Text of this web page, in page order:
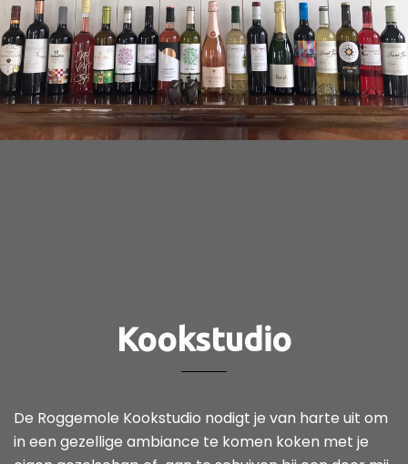
Kookstudio
De Roggemole Kookstudio nodigt je van harte uit om
in een gezellige ambiance te komen koken met je